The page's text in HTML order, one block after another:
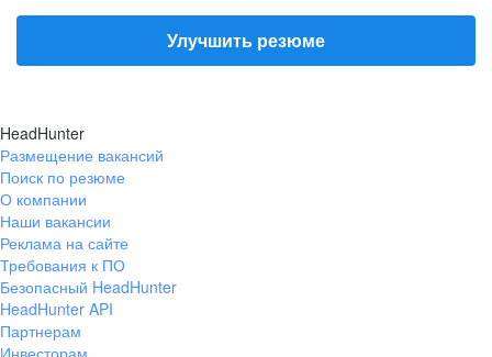
Улучшить резюме
HeadHunter
Размещение вакансий
Поиск по резюме
О компании
Наши вакансии
Реклама на сайте
Требования к ПО
Безопасный HeadHunter
HeadHunter API
Партнерам
Инвесторам